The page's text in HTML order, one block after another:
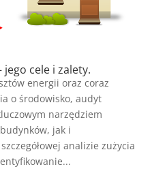
cele i zalety.
energii oraz coraz
o środowisko, audyt
narzędziem
jak i
analizie zużycia